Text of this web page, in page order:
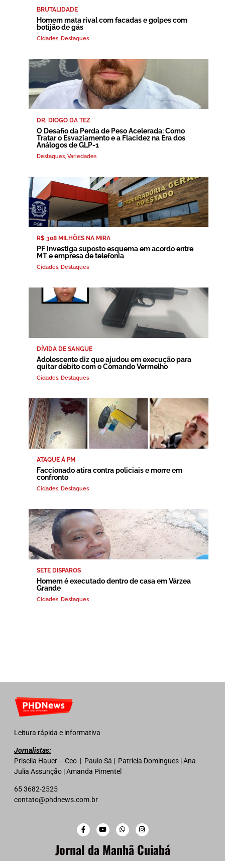
BRUTALIDADE
Homem mata rival com facadas e golpes com
botijão de gás
Cidades, Destaques
DR. DIOGO DA TEZ
O Desafio da Perda de Peso Acelerada: Como
Tratar o Esvaziamento e a Flacidez na Era dos
Análogos de GLP-1
Destaques, Variedades
R$ 308 MILHÕES NA MIRA
PF investiga suposto esquema em acordo entre
MT e empresa de telefonia
Cidades, Destaques
DÍVIDA DE SANGUE
Adolescente diz que ajudou em execução para
quitar débito com o Comando Vermelho
Cidades, Destaques
ATAQUE À PM
Faccionado atira contra policiais e morre em
confronto
Cidades, Destaques
SETE DISPAROS
Homem é executado dentro de casa em Várzea
Grande
Cidades, Destaques
Leitura rápida e informativa
Jornalistas:
Priscila Hauer – Ceo | Paulo Sá | Patrícia Domingues | Ana
Julia Assunção | Amanda Pimentel
65 3682-2525
contato@phdnews.com.br
Jornal da Manhã Cuiabá